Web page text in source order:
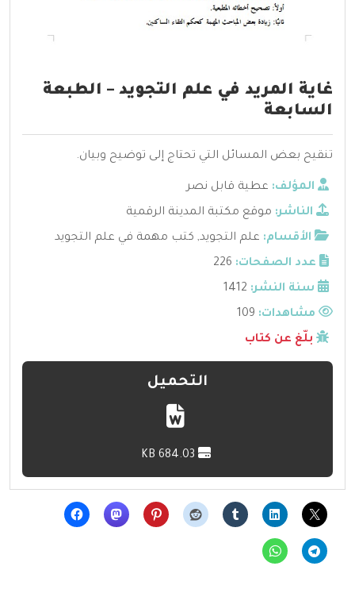
غاية المريد في علم التجويد – الطبعة
السابعة
تنقيح بعض المسائل التي تحتاج إلى توضيح وبيان.
المؤلف: عطية قابل نصر
الناشر: موقع مكتبة المدينة الرقمية
الأقسام: علم التجويد, كتب مهمة في علم التجويد
عدد الصفحات: 226
سنة النشر: 1412
مشاهدات:
بلّغ عن كتاب
التحميل